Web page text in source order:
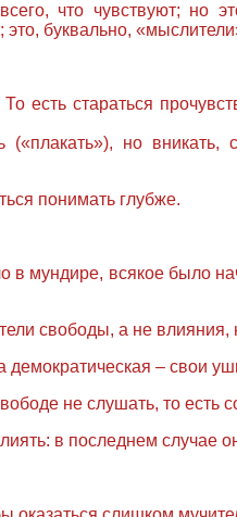
что чувствуют; но
это, буквально,
есть стараться
(«плакать»), но
понимать глубже.
в мундире, всякое было
свободы, а не
демократическая – свои
не слушать, то есть
в последнем случае